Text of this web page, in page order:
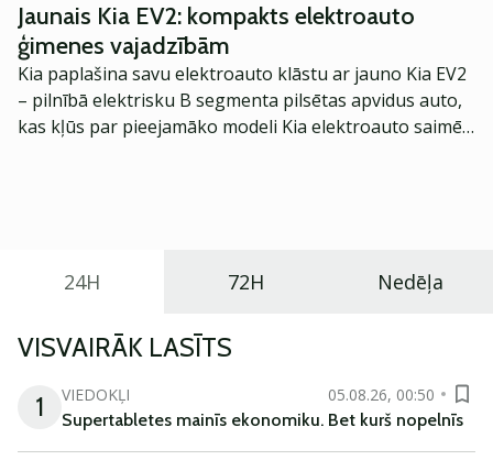
Jaunais Kia EV2: kompakts elektroauto
ģimenes vajadzībām
Kia paplašina savu elektroauto klāstu ar jauno Kia EV2
– pilnībā elektrisku B segmenta pilsētas apvidus auto,
kas kļūs par pieejamāko modeli Kia elektroauto saimē
24H 72H Nedēļa
VISVAIRĀK LASĪTS
1
VIEDOKĻI
05.08.26, 00:50
Supertabletes mainīs ekonomiku. Bet kurš nopelnīs